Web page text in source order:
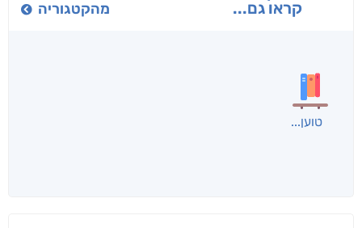
חני שאטן א. פ.
אנשים שקראו את זה